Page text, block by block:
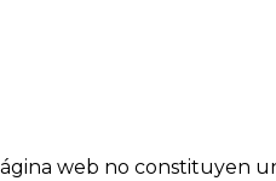
web no constituyen